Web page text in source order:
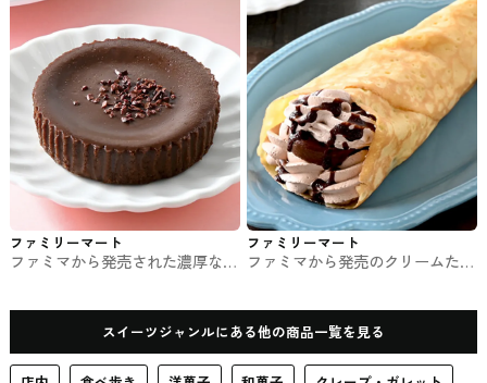
ファミリーマート
ファミマから発売された濃厚なめ
ファミリーマート
ファミマから発売のクリームたっ
スイーツジャンルにある他の商品一覧を見る